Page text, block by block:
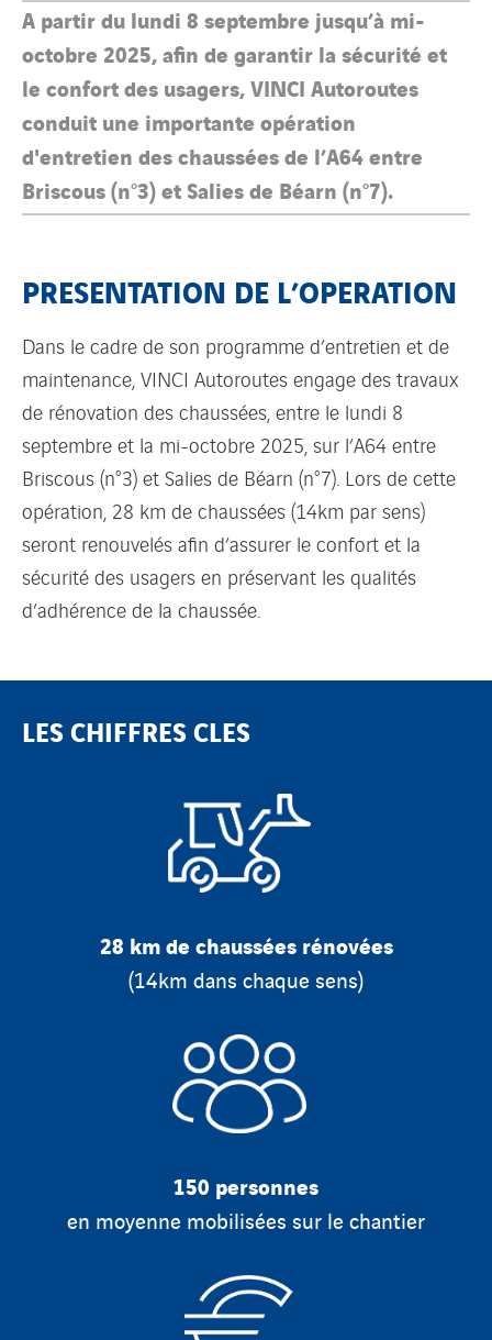
A partir du lundi 8 septembre jusqu’à mi-
octobre 2025, afin de garantir la sécurité et
le confort des usagers, VINCI Autoroutes
conduit une importante opération
d'entretien des chaussées de l’A64 entre
Briscous (n°3) et Salies de Béarn (n°7).
PRESENTATION DE L’OPERATION
Dans le cadre de son programme d’entretien et de
maintenance, VINCI Autoroutes engage des travaux
de rénovation des chaussées, entre le lundi 8
septembre et la mi-octobre 2025, sur l’A64 entre
Briscous (n°3) et Salies de Béarn (n°7). Lors de cette
opération, 28 km de chaussées (14km par sens)
seront renouvelés afin d’assurer le confort et la
sécurité des usagers en préservant les qualités
d’adhérence de la chaussée.
LES CHIFFRES CLES
28 km de chaussées rénovées
(14km dans chaque sens)
150 personnes
en moyenne mobilisées sur le chantier